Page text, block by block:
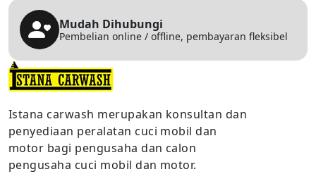
Mudah Dihubungi
Pembelian online / offline, pembayaran fleksibel
Istana carwash merupakan konsultan dan
penyediaan peralatan cuci mobil dan
motor bagi pengusaha dan calon
pengusaha cuci mobil dan motor.